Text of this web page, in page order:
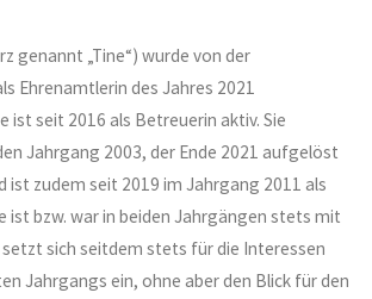
genannt „Tine“) wurde von der
Ehrenamtlerin des Jahres 2021
ist seit 2016 als Betreuerin aktiv. Sie
Jahrgang 2003, der Ende 2021 aufgelöst
ist zudem seit 2019 im Jahrgang 2011 als
ist bzw. war in beiden Jahrgängen stets mit
sich seitdem stets für die Interessen
Jahrgangs ein, ohne aber den Blick für den